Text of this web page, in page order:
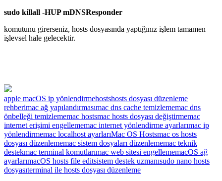
sudo killall -HUP mDNSResponder
komutunu girerseniz, hosts dosyasında yaptığınız işlem tamamen
işlevsel hale gelecektir.
apple macOS ip yönlendirmehostshosts dosyası düzenleme
rehberimac ağ yapılandırmasımac dns cache temizlememac dns
önbelleği temizlememac hostsmac hosts dosyası değiştirmemac
internet erişimi engellememac internet yönlendirme ayarlarımac ip
yönlendirmemac localhost ayarlarıMac OS Hostsmac os hosts
dosyası düzenlememac sistem dosyaları düzenlememac teknik
destekmac terminal komutlarımac web sitesi engellememacOS ağ
ayarlarımacOS hosts file editsistem destek uzmanısudo nano hosts
dosyasıterminal ile hosts dosyası düzenleme